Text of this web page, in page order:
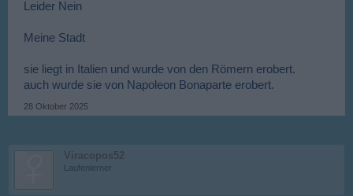
Leider Nein
Meine Stadt
sie liegt in Italien und wurde von den Römern erobert.
auch wurde sie von Napoleon Bonaparte erobert.
28 Oktober 2025
Viracopos52
Laufenlerner